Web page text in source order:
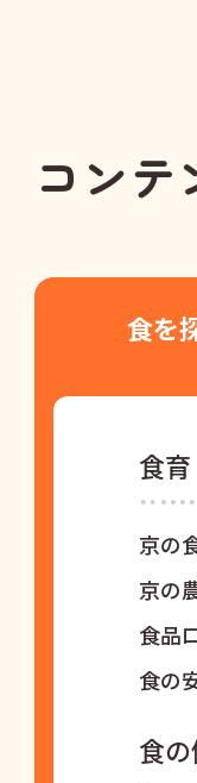
コンテ
食を
食育
京の
京の
食品
食の
食